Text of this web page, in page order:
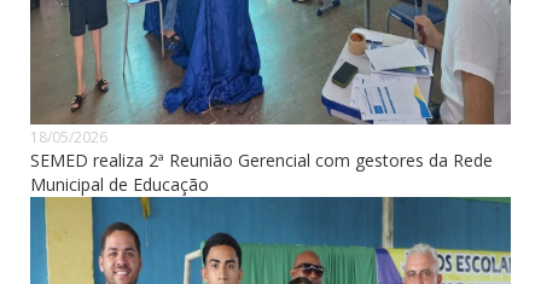
18/05/2026
SEMED realiza 2ª Reunião Gerencial com gestores da Rede
Municipal de Educação